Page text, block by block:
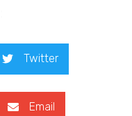
Twitter
Email